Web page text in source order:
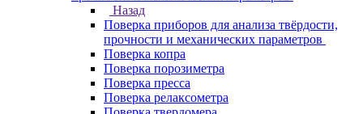
Назад
Поверка приборов для анализа твёрдости,
прочности и механических параметров
Поверка копра
Поверка порозиметра
Поверка пресса
Поверка релаксометра